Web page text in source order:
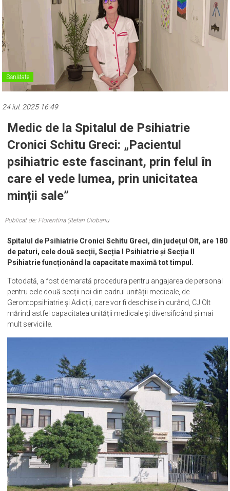
Sănătate
24 iul. 2025 16:49
Medic de la Spitalul de Psihiatrie
Cronici Schitu Greci: „Pacientul
psihiatric este fascinant, prin felul în
care el vede lumea, prin unicitatea
minții sale”
Publicat de: Florentina Ștefan Ciobanu
Spitalul de Psihiatrie Cronici Schitu Greci, din județul Olt, are 180
de paturi, cele două secții, Secția I Psihiatrie și Secția II
Psihiatrie funcționând la capacitate maximă tot timpul.
Totodată, a fost demarată procedura pentru angajarea de personal
pentru cele două secții noi din cadrul unității medicale, de
Gerontopsihiatrie și Adicții, care vor fi deschise în curând, CJ Olt
mărind astfel capacitatea unității medicale și diversificând și mai
mult serviciile.